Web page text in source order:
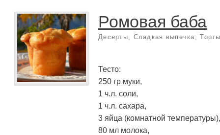
Ромовая баба
Десерты, Сладкая выпечка ,
Тесто:
250 гр муки,
1 ч.л. соли,
1 ч.л. сахара,
3 яйца (комнатной температуры),
80 мл молока,